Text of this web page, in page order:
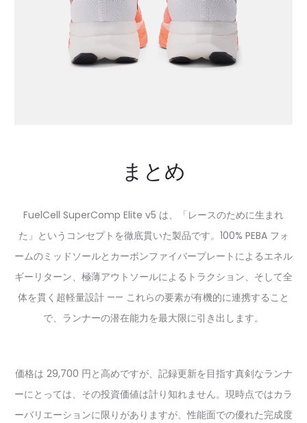
まとめ
FuelCell SuperComp Elite v5 は、「レースのために生まれ
た」というコンセプトを徹底貫いた製品です。100% PEBA フォ
ームのミッドソールとカーボンファイバープレートによるエネル
ギーリターン、極薄アウトソールによるトラクション、そして全
体を貫く超軽量設計 —— これらの要素が有機的に連携すること
で、ランナーの潜在能力を最大限に引き出します。
価格は 29,700 円と高めですが、記録更新を目指す真剣なランナ
ーにとっては、その投資価値は計り知れません。現時点ではカラ
ーバリエーションに限りがありますが、性能面での優れた完成度